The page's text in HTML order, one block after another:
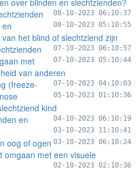
over blinden en slechtzienden?
08-10-2023 06:10:37
08-10-2023 05:10:55
het blind of slechtziend zijn
07-10-2023 06:10:57
07-10-2023 05:10:44
met
van anderen
07-10-2023 04:10:03
(freeze-
05-10-2023 01:10:36
kind
04-10-2023 06:10:19
en
03-10-2023 11:10:41
oog of ogen 03-10-2023 06:10:24
omgaan met een visuele
02-10-2023 02:10:36